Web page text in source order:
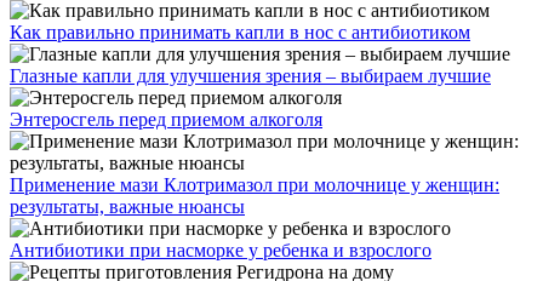
Как правильно принимать капли в нос с антибиотиком
Глазные капли для улучшения зрения – выбираем лучшие
Энтеросгель перед приемом алкоголя
Применение мази Клотримазол при молочнице у женщин:
результаты, важные нюансы
Антибиотики при насморке у ребенка и взрослого